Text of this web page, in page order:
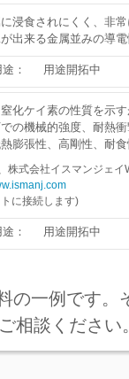
浸食されにくく、非
出来る金属並みの導
： 用途開拓中
化ケイ素の性質を示
の機械的強度、耐熱
膨張性、高剛性、耐
株式会社イスマンジェ
に接続します)
： 用途開拓中
の一例です
相談ください